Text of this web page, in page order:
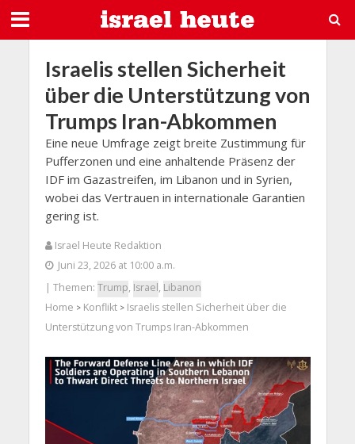
Israelis stellen Sicherheit
über die Unterstützung von
Trumps Iran-Abkommen
Eine neue Umfrage zeigt breite Zustimmung für
Pufferzonen und eine anhaltende Präsenz der
IDF im Gazastreifen, im Libanon und in Syrien,
wobei das Vertrauen in internationale Garantien
gering ist.
Israel Heute Redaktion
Juni 23, 2026 at 10:00 a.m.
| Themen: Trump, Israel, Libanon
Home > Konflikt> Israelis stellen Sicherheit über die
Unterstützung von Trumps Iran-Abkommen